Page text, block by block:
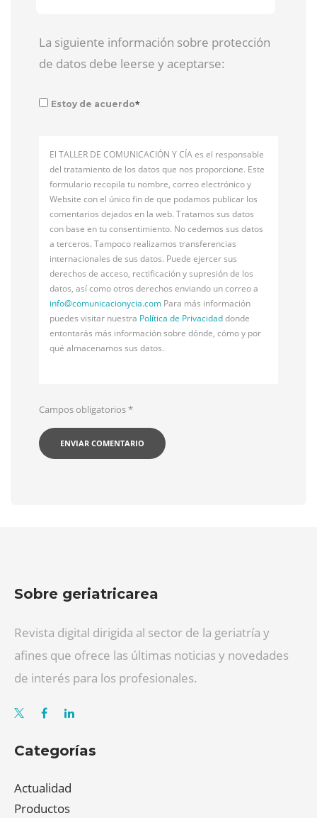
La siguiente información sobre protección
de datos debe leerse y aceptarse:
Estoy de acuerdo*
El TALLER DE COMUNICACIÓN Y CÍA es el responsable
del tratamiento de los datos que nos proporcione. Este
formulario recopila tu nombre, correo electrónico y
Website con el único fin de que podamos publicar los
comentarios dejados en la web. Tratamos sus datos
con base en tu consentimiento. No cedemos sus datos
a terceros. Tampoco realizamos transferencias
internacionales de sus datos. Puede ejercer sus
derechos de acceso, rectificación y supresión de los
datos, así como otros derechos enviando un correo a
info@comunicacionycia.com Para más información
puedes visitar nuestra Política de Privacidaddonde
entontarás más información sobre dónde, cómo y por
qué almacenamos sus datos.
Campos obligatorios*
Sobre geriatricarea
Revista digital dirigida al sector de la geriatría y
afines que ofrece las últimas noticias y novedades
de interés para los profesionales.
Categorías
Actualidad
Productos